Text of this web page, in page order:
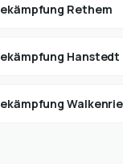
Rethem
Hanstedt